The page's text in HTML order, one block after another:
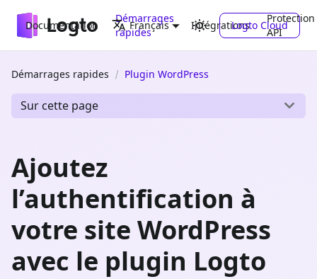
Documentation
Démarrages
rapides
Intégrations
Protection
API
Français Logto Cloud
Démarrages rapides Plugin WordPress
Sur cette page
Ajoutez
l’authentification à
votre site WordPress
avec le plugin Logto